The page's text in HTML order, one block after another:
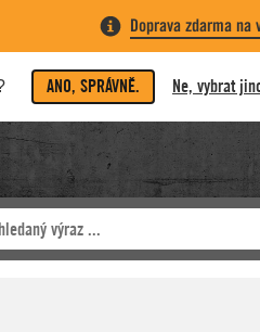
Doprava zdarma na
ANO, SPRÁVNĚ. Ne, vybrat